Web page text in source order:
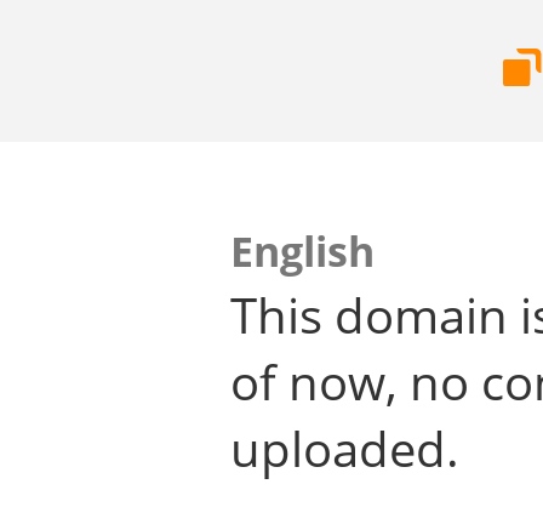
English
This domain
of now, no
uploaded.